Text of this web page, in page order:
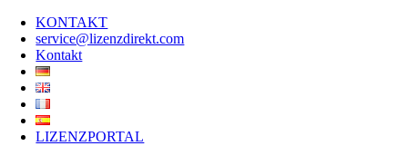
Skip
content
KONTAKT
service@lizenzdirekt.com
Kontakt
LIZENZPORTAL